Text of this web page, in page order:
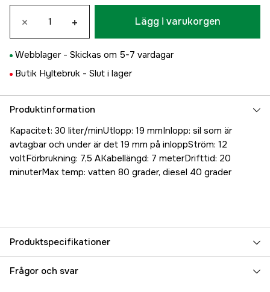
× + Lägg i varukorgen
Webblager - Skickas om 5-7 vardagar
Butik Hyltebruk - Slut i lager
Produktinformation
Kapacitet: 30 liter/minUtlopp: 19 mmInlopp: sil som är
avtagbar och under är det 19 mm på inloppStröm: 12
voltFörbrukning: 7,5 AKabellängd: 7 meterDrifttid: 20
minuterMax temp: vatten 80 grader, diesel 40 grader
Produktspecifikationer
Referensnummer 5000022616
Frågor och svar